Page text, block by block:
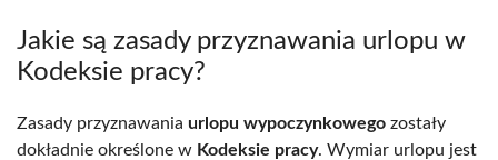
Jakie są zasady przyznawania urlopu w
Kodeksie pracy?
Zasady przyznawania urlopu wypoczynkowego zostały
dokładnie określone w Kodeksie pracy. Wymiar urlopu jest